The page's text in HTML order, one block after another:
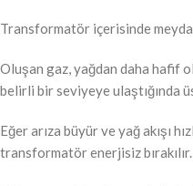
Transformatör içerisinde
Oluşan gaz, yağdan daha hafif
belirli bir seviyeye ulaştığında
Eğer arıza büyür ve yağ akışı
transformatör enerjisiz bırakılır.